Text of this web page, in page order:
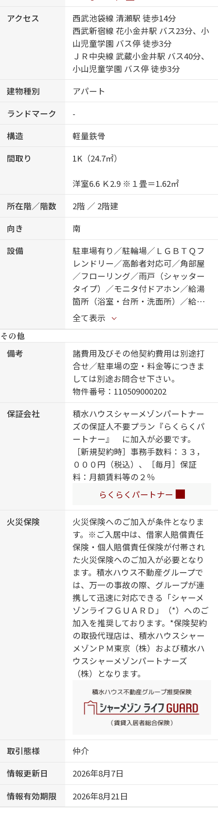
アクセス
西武池袋線 清瀬駅 徒歩14分
西武新宿線 花小金井駅 バス23分、小
山児童学園 バス停 徒歩3分
ＪＲ中央線 武蔵小金井駅 バス40分、
小山児童学園 バス停 徒歩3分
建物種別
アパート
ランドマーク
-
構造
軽量鉄骨
間取り
1K（24.7㎡）
洋室6.6 Ｋ2.9 ※１畳＝1.62㎡
所在階／階数
2階 ／ 2階建
向き
南
設備
駐車場有り／駐輪場／ＬＧＢＴＱフ
レンドリー／高齢者対応可／角部屋
／フローリング／雨戸（シャッター
タイプ）／モニタ付ドアホン／給湯
箇所（浴室・台所・洗面所）／給湯
器（ガス）／シャワー／洗濯機置場
（室内）／洗面化粧台／バス・トイ
レ（セパレイト）／エアコン（１台
設置）／都市ガス
全て表示
その他
備考
諸費用及びその他契約費用は別途打
合せ／駐車場の空・料金等につきま
しては別途お問合せ下さい。
物件番号：110509000202
保証会社
積水ハウスシャーメゾンパートナー
ズの保証人不要プラン『らくらくパ
ートナー』 に加入が必要です。
［新規契約時］事務手数料：３３，
０００円（税込）、［毎月］保証
料：月額賃料等の２％
らくらくパートナー
火災保険
火災保険へのご加入が条件となりま
す。※ご入居中は、借家人賠償責任
保険・個人賠償責任保険が付帯され
た火災保険へのご加入が必要となり
ます。積水ハウス不動産グループで
は、万一の事故の際、グループが連
携して迅速に対応できる「シャーメ
ゾンライフＧＵＡＲＤ」（*）へのご
加入を推奨しております。*保険契約
の取扱代理店は、積水ハウスシャー
メゾンＰＭ東京（株）および積水ハ
ウスシャーメゾンパートナーズ
（株）となります。
取引態様
仲介
情報更新日
2026年8月7日
情報有効期限
2026年8月21日